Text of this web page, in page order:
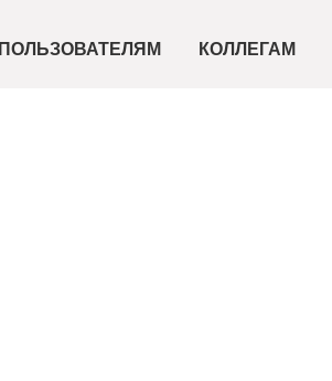
ПОЛЬЗОВАТЕЛЯМ КОЛЛЕГАМ